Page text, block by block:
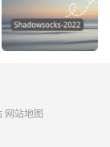
网站地图